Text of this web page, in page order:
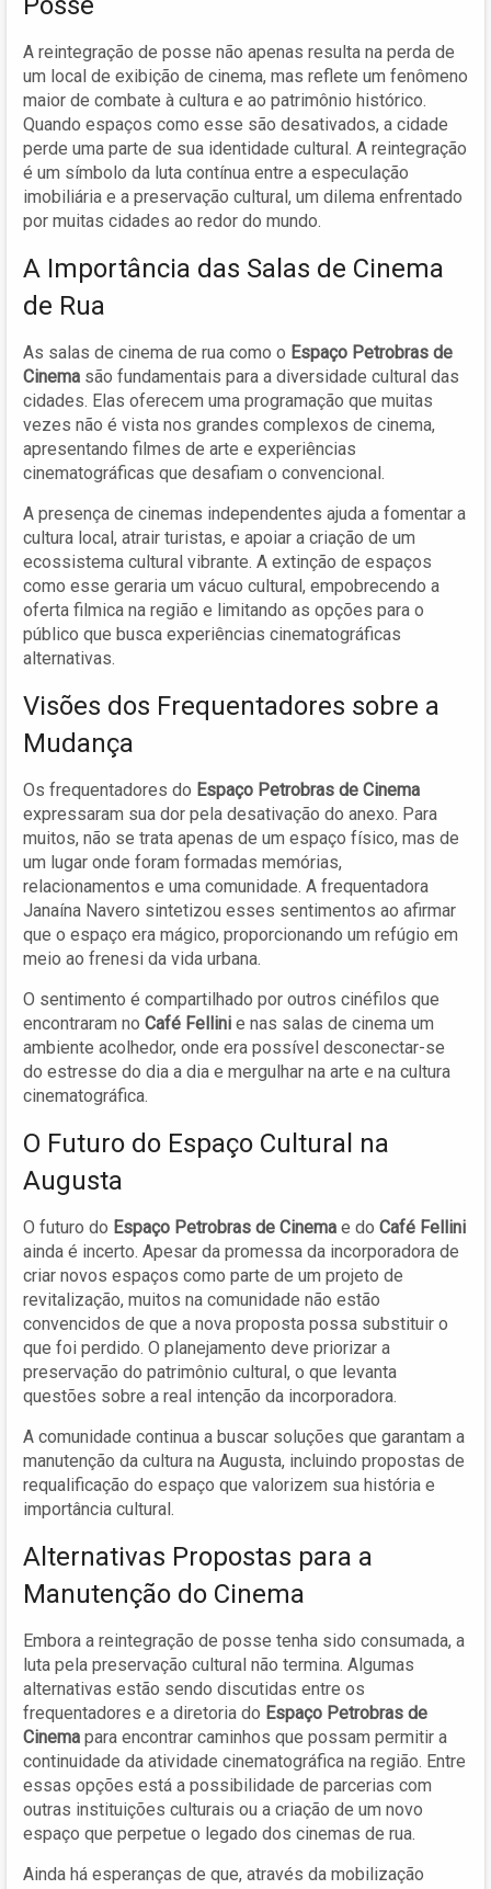
A reintegração de posse não apenas resulta na perda de
um local de exibição de cinema, mas reflete um fenômeno
maior de combate à cultura e ao patrimônio histórico.
Quando espaços como esse são desativados, a cidade
perde uma parte de sua identidade cultural. A reintegração
é um símbolo da luta contínua entre a especulação
imobiliária e a preservação cultural, um dilema enfrentado
por muitas cidades ao redor do mundo.
A Importância das Salas de Cinema
de Rua
As salas de cinema de rua como o Espaço Petrobras de
Cinema são fundamentais para a diversidade cultural das
cidades. Elas oferecem uma programação que muitas
vezes não é vista nos grandes complexos de cinema,
apresentando filmes de arte e experiências
cinematográficas que desafiam o convencional.
A presença de cinemas independentes ajuda a fomentar a
cultura local, atrair turistas, e apoiar a criação de um
ecossistema cultural vibrante. A extinção de espaços
como esse geraria um vácuo cultural, empobrecendo a
oferta filmica na região e limitando as opções para o
público que busca experiências cinematográficas
alternativas.
Visões dos Frequentadores sobre a
Mudança
Os frequentadores do Espaço Petrobras de Cinema
expressaram sua dor pela desativação do anexo. Para
muitos, não se trata apenas de um espaço físico, mas de
um lugar onde foram formadas memórias,
relacionamentos e uma comunidade. A frequentadora
Janaína Navero sintetizou esses sentimentos ao afirmar
que o espaço era mágico, proporcionando um refúgio em
meio ao frenesi da vida urbana.
O sentimento é compartilhado por outros cinéfilos que
encontraram no Café Fellini e nas salas de cinema um
ambiente acolhedor, onde era possível desconectar-se
do estresse do dia a dia e mergulhar na arte e na cultura
cinematográfica.
O Futuro do Espaço Cultural na
Augusta
O futuro do Espaço Petrobras de Cinema e do Café Fellini
ainda é incerto. Apesar da promessa da incorporadora de
criar novos espaços como parte de um projeto de
revitalização, muitos na comunidade não estão
convencidos de que a nova proposta possa substituir o
que foi perdido. O planejamento deve priorizar a
preservação do patrimônio cultural, o que levanta
questões sobre a real intenção da incorporadora.
A comunidade continua a buscar soluções que garantam a
manutenção da cultura na Augusta, incluindo propostas de
requalificação do espaço que valorizem sua história e
importância cultural.
Alternativas Propostas para a
Manutenção do Cinema
Embora a reintegração de posse tenha sido consumada, a
luta pela preservação cultural não termina. Algumas
alternativas estão sendo discutidas entre os
frequentadores e a diretoria do Espaço Petrobras de
Cinema para encontrar caminhos que possam permitir a
continuidade da atividade cinematográfica na região. Entre
essas opções está a possibilidade de parcerias com
outras instituições culturais ou a criação de um novo
espaço que perpetue o legado dos cinemas de rua.
Ainda há esperanças de que, através da mobilização